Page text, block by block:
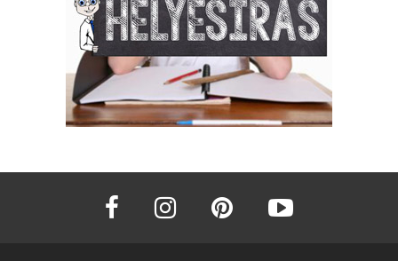
facebook instagram